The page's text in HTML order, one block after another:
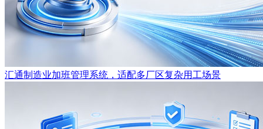
汇通制造业加班管理系统，适配多厂区复杂用工场景